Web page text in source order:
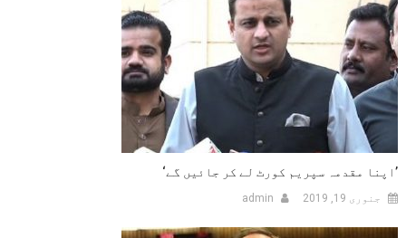
’اپنا مقدمہ سپریم کورٹ لے کر جائیں گے‘
جنوری 19, 2019 admin